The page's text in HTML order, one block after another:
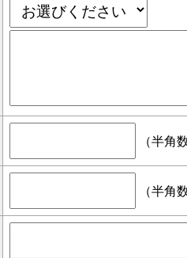
（半角
（半角